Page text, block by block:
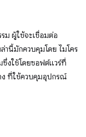
ม ผู้ใช้จะเชื่อมต่อ
นี้มักควบคุมโดย ไมโคร
งใช้โดยซอฟต์แวร์ที่
ง ที่ใช้ควบคุมอุปกรณ์